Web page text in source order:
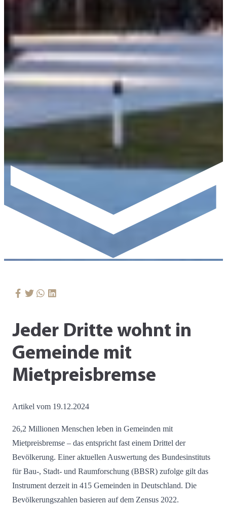
Jeder Dritte wohnt in
Gemeinde mit
Mietpreisbremse
Artikel vom 19.12.2024
26,2 Millionen Menschen leben in Gemeinden mit
Mietpreisbremse – das entspricht fast einem Drittel der
Bevölkerung. Einer aktuellen Auswertung des Bundesinstituts
für Bau-, Stadt- und Raumforschung (BBSR) zufolge gilt das
Instrument derzeit in 415 Gemeinden in Deutschland. Die
Bevölkerungszahlen basieren auf dem Zensus 2022.